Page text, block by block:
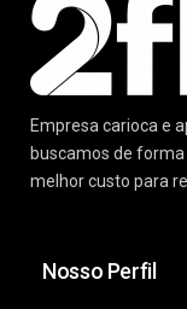
Empresa carioca e
buscamos de
melhor custo para
Nosso Perfil